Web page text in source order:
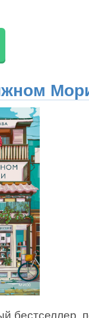
бестселлер,